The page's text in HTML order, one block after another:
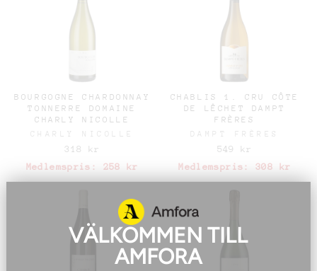
BOURGOGNE CHARDONNAY
TONNERRE DOMAINE
CHARLY NICOLLE
CHARLY NICOLLE
318 kr
Medlemspris:
258 kr
CHABLIS 1. CRU CÔTE
DE LÊCHET DAMPT
FRÈRES
DAMPT FRÈRES
549 kr
Medlemspris:
308 kr
VÄLKOMMEN TILL
AMFORA